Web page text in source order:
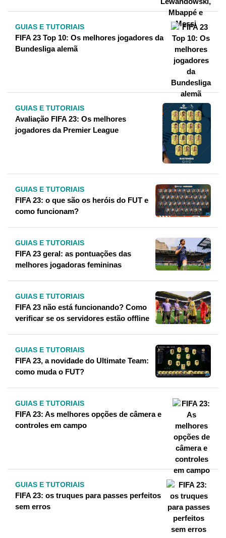
GUIAS E TUTORIAIS
FIFA 23 Top 10: Os melhores jogadores da
Bundesliga alemã
GUIAS E TUTORIAIS
Avaliação FIFA 23: Os melhores
jogadores da Premier League
GUIAS E TUTORIAIS
FIFA 23: o que são os heróis do FUT e
como funcionam?
GUIAS E TUTORIAIS
FIFA 23 geral: as pontuações das
melhores jogadoras femininas
GUIAS E TUTORIAIS
FIFA 23 não está funcionando? Como
verificar se os servidores estão offline
GUIAS E TUTORIAIS
FIFA 23, a novidade do Ultimate Team:
como muda o FUT?
GUIAS E TUTORIAIS
FIFA 23: As melhores opções de câmera e
controles em campo
GUIAS E TUTORIAIS
FIFA 23: os truques para passes perfeitos
sem erros